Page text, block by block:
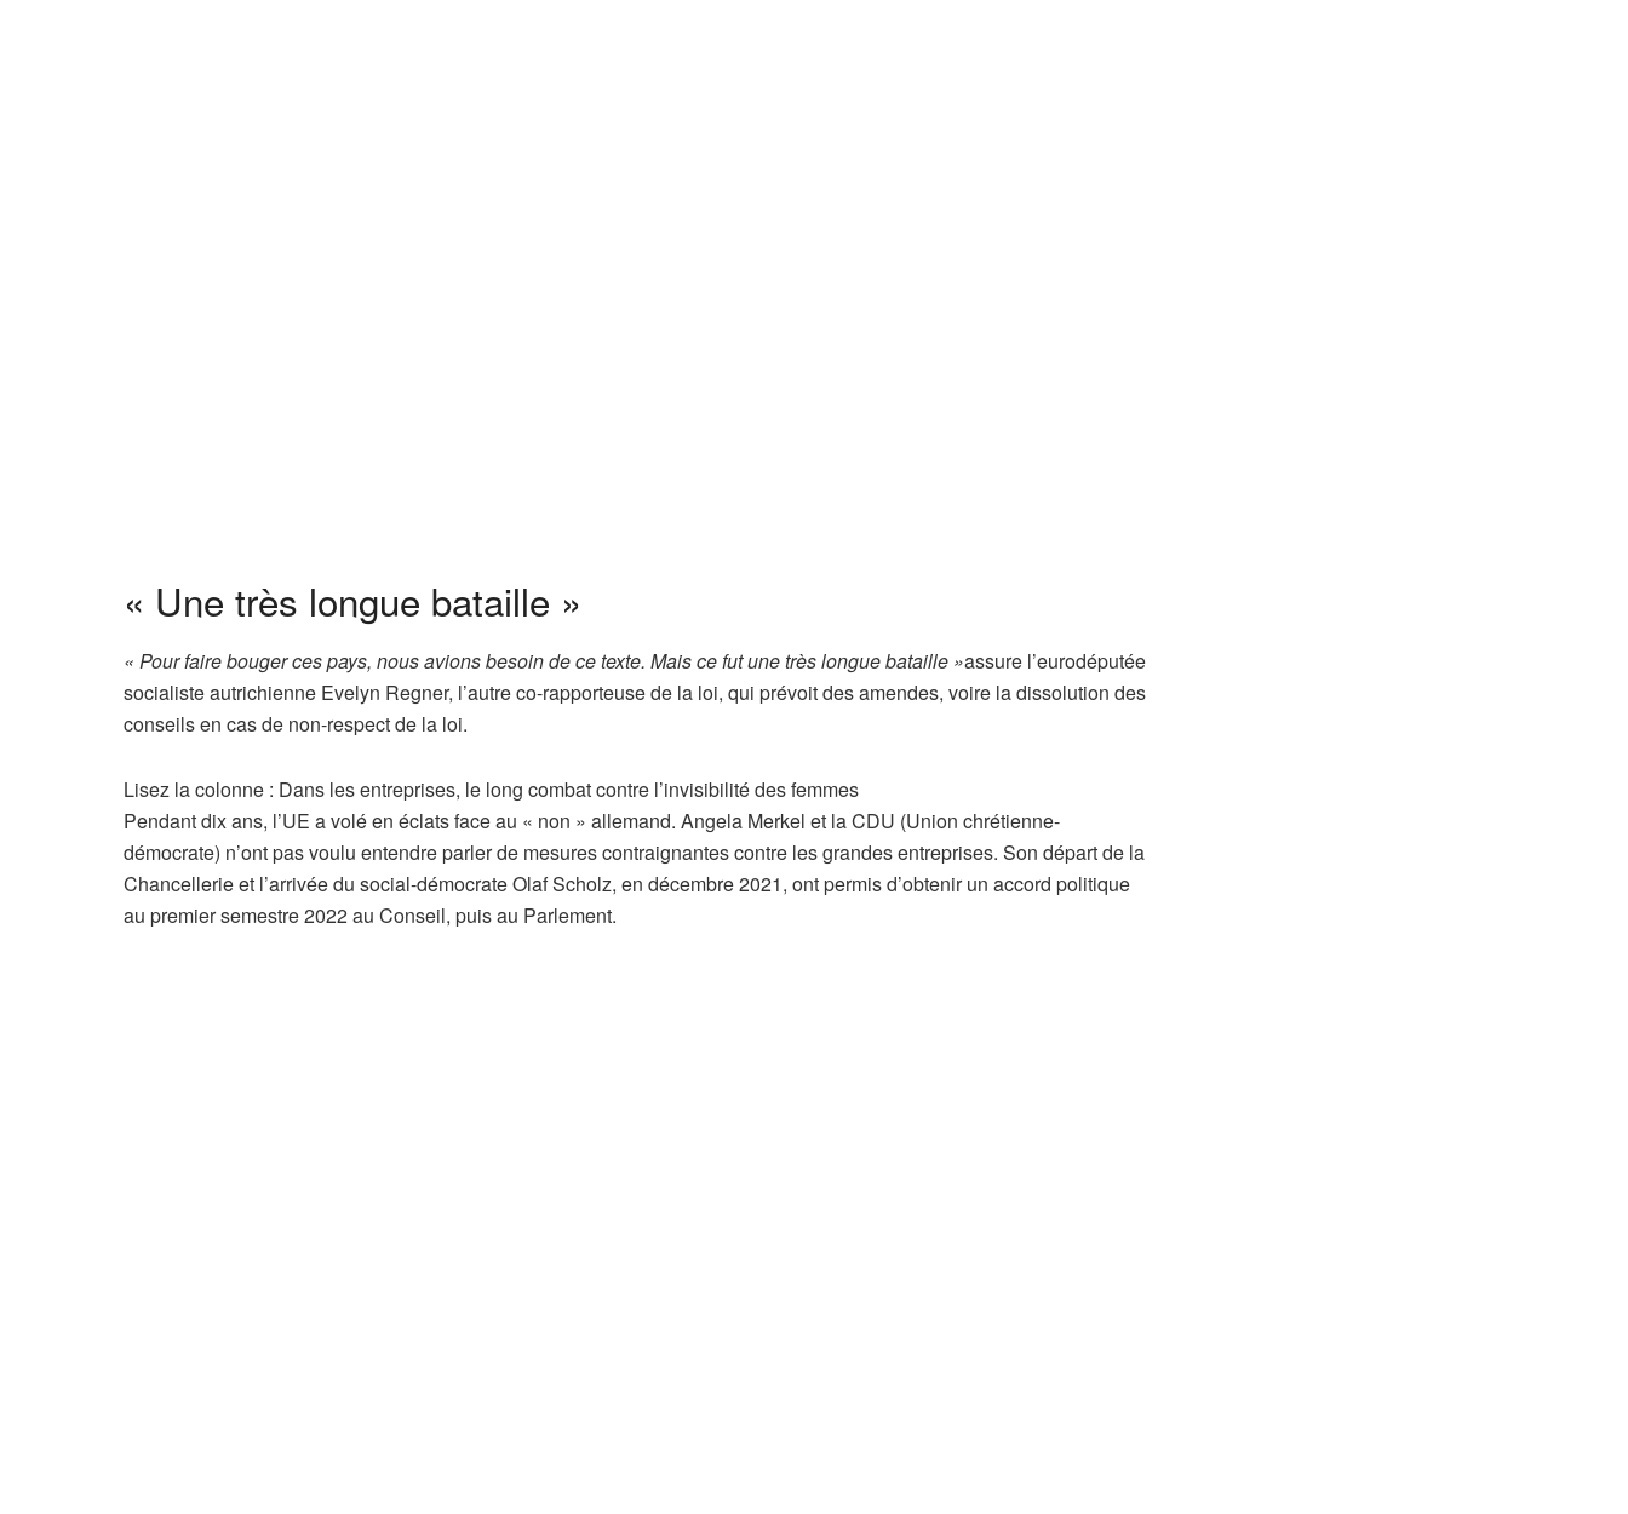
« Une très longue bataille »
« Pour faire bouger ces pays, nous avions besoin de ce texte. Mais ce fut une très longue bataille »assure l’eurodéputée
socialiste autrichienne Evelyn Regner, l’autre co-rapporteuse de la loi, qui prévoit des amendes, voire la dissolution des
conseils en cas de non-respect de la loi.
Lisez la colonne : A
r
t
i
c
Dans les entreprises, le long combat contre l’invisibilité des femmes
Pendant dix ans, l’UE a volé en éclats face au « non » allemand. Angela Merkel et la CDU (Union chrétienne-
démocrate) n’ont pas voulu entendre parler de mesures contraignantes contre les grandes entreprises. Son départ de la
Chancellerie et l’arrivée du social-démocrate Olaf Scholz, en décembre 2021, ont permis d’obtenir un accord politique
au premier semestre 2022 au Conseil, puis au Parlement.